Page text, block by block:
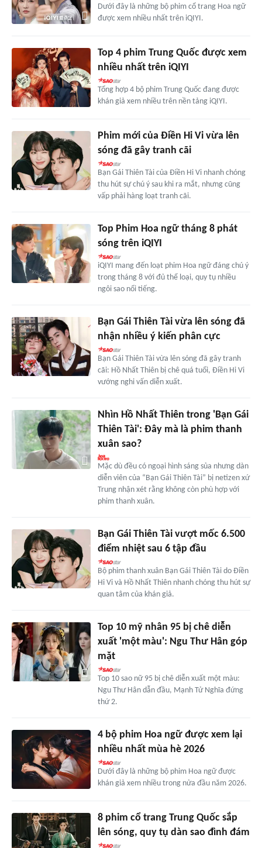
Dưới đây là những bộ phim cổ trang Hoa ngữ
được xem nhiều nhất trên iQIYI.
Top 4 phim Trung Quốc được xem
nhiều nhất trên iQIYI
Tổng hợp 4 bộ phim Trung Quốc đang được
khán giả xem nhiều trên nền tảng iQIYI.
Phim mới của Điền Hi Vi vừa lên
sóng đã gây tranh cãi
Bạn Gái Thiên Tài của Điền Hi Vi nhanh chóng
thu hút sự chú ý sau khi ra mắt, nhưng cũng
vấp phải hàng loạt tranh cãi.
Top Phim Hoa ngữ tháng 8 phát
sóng trên iQIYI
iQIYI mang đến loạt phim Hoa ngữ đáng chú ý
trong tháng 8 với đủ thể loại, quy tụ nhiều
ngôi sao nổi tiếng.
Bạn Gái Thiên Tài vừa lên sóng đã
nhận nhiều ý kiến phân cực
Bạn Gái Thiên Tài vừa lên sóng đã gây tranh
cãi: Hồ Nhất Thiên bị chê quá tuổi, Điền Hi Vi
vướng nghi vấn diễn xuất.
Nhìn Hồ Nhất Thiên trong 'Bạn Gái
Thiên Tài': Đây mà là phim thanh
xuân sao?
Mặc dù đều có ngoại hình sáng sủa nhưng dàn
diễn viên của “Bạn Gái Thiên Tài” bị netizen xứ
Trung nhận xét rằng không còn phù hợp với
phim thanh xuân.
Bạn Gái Thiên Tài vượt mốc 6.500
điểm nhiệt sau 6 tập đầu
Bộ phim thanh xuân Bạn Gái Thiên Tài do Điền
Hi Vi và Hồ Nhất Thiên nhanh chóng thu hút sự
quan tâm của khán giả.
Top 10 mỹ nhân 95 bị chê diễn
xuất 'một màu': Ngu Thư Hân góp
mặt
Top 10 sao nữ 95 bị chê diễn xuất một màu:
Ngu Thư Hân dẫn đầu, Mạnh Tử Nghĩa đứng
thứ 2.
4 bộ phim Hoa ngữ được xem lại
nhiều nhất mùa hè 2026
Dưới đây là những bộ phim Hoa ngữ được
khán giả xem nhiều trong nửa đầu năm 2026.
8 phim cổ trang Trung Quốc sắp
lên sóng, quy tụ dàn sao đình đám